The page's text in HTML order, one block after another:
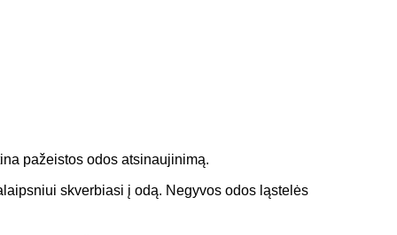
pažeistos odos atsinaujinimą.
skverbiasi į odą. Negyvos odos ląstelės